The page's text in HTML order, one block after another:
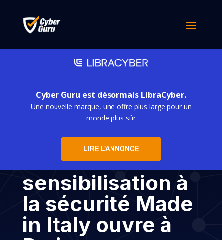
Cyber Guru est désormais LibraCyber.
Une nouvelle marque, une offre plus large pour un
monde plus sûr
LIRE L'ANNONCE
Cyber Guru : la
plateforme de
formation à la
sensibilisation à
la sécurité Made
in Italy ouvre à